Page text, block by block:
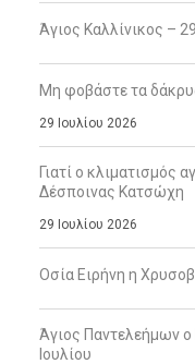
Άγιος Καλλίνικος –
Μη φοβάστε τα
29 Ιουλίου 2026
Γιατί ο κλιματισμός
Δέσποινας Κατσώχη
29 Ιουλίου 2026
Οσία Ειρήνη η
Άγιος Παντελεήμων ο
Ιουλίου